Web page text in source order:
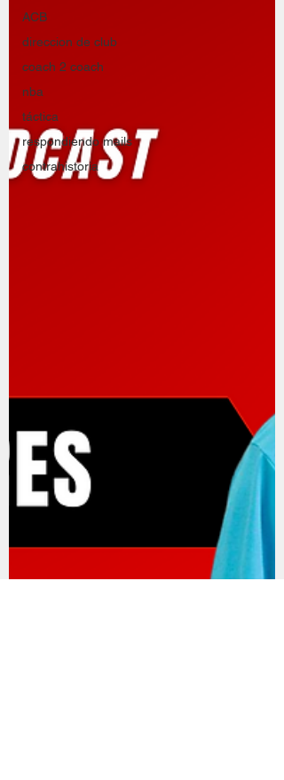
ACB
direccion de club
coach 2 coach
nba
táctica
respondiendo mails
contrahistoria